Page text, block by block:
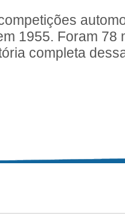
1955. Foram 78
completa